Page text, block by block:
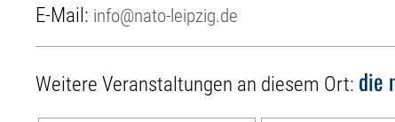
E-Mail: info@nato-leipzig.de
Weitere Veranstaltungen an diesem Ort: die